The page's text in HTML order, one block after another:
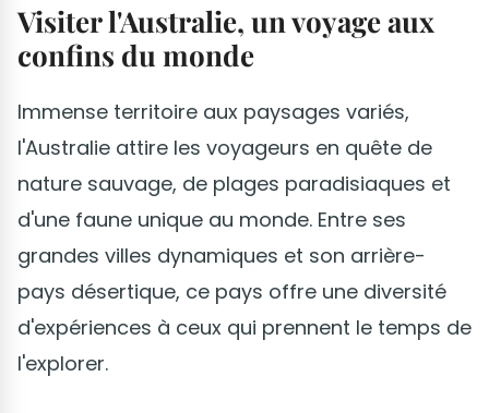
Visiter l'Australie, un voyage aux
confins du monde
Immense territoire aux paysages variés,
l'Australie attire les voyageurs en quête de
nature sauvage, de plages paradisiaques et
d'une faune unique au monde. Entre ses
grandes villes dynamiques et son arrière-
pays désertique, ce pays offre une diversité
d'expériences à ceux qui prennent le temps de
l'explorer.